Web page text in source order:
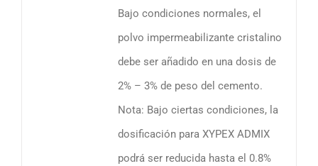
Bajo condiciones normales, el
polvo impermeabilizante cristalino
debe ser añadido en una dosis de
2% – 3% de peso del cemento.
Nota: Bajo ciertas condiciones, la
dosificación para XYPEX ADMIX
podrá ser reducida hasta el 0.8%